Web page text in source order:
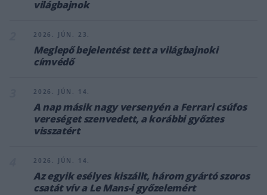
világbajnok
2026. JÚN. 23.
Meglepő bejelentést tett a világbajnoki
címvédő
2026. JÚN. 14.
A nap másik nagy versenyén a Ferrari csúfos
vereséget szenvedett, a korábbi győztes
visszatért
2026. JÚN. 14.
Az egyik esélyes kiszállt, három gyártó szoros
csatát vív a Le Mans-i győzelemért